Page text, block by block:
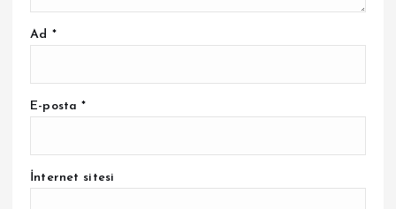
Ad *
E-posta*
İnternet sitesi